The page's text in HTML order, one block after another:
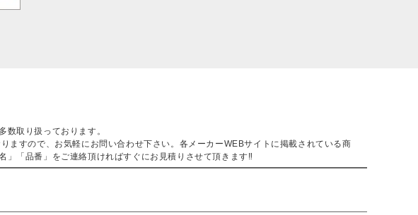
取り扱っております。
ますので、お気軽にお問い合わせ下さい。各メーカーWEBサイトに掲載されている商
「品番」をご連絡頂ければすぐにお見積りさせて頂きます‼